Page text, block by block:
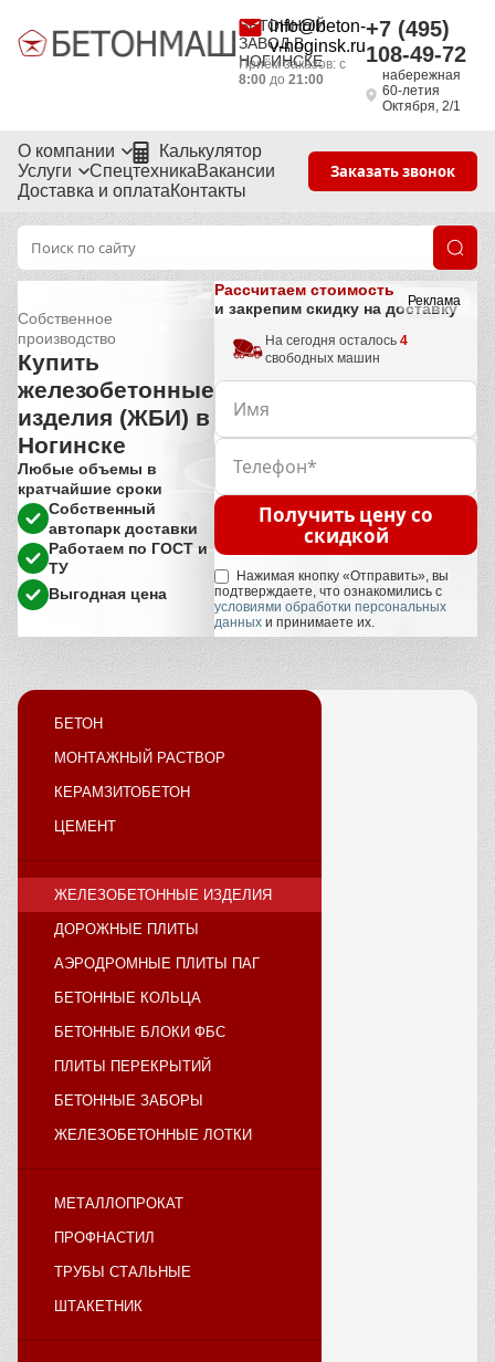
БЕТОННЫЙ
ЗАВОД В
НОГИНСКЕ
info@beton-
v-noginsk.ru
Приём заказов: с
8:00 до21:00
+7 (495)
108-49-72
набережная
60-летия
Октября, 2/1
О компании
Калькулятор
Услуги
СпецтехникаВакансии
Доставка и оплатаКонтакты
Заказать звонок
Реклама
Собственное
производство
Купить
железобетонные
изделия (ЖБИ) в
Ногинске
Любые объемы в
кратчайшие сроки
Собственный
автопарк доставки
Работаем по ГОСТ и
ТУ
Выгодная цена
Рассчитаем стоимость
и закрепим скидку на доставку
На сегодня осталось 4
свободных машин
Получить цену со
скидкой
Нажимая кнопку «Отправить», вы
подтверждаете, что ознакомились с
условиями обработки персональных
данных и принимаете их.
БЕТОН
МОНТАЖНЫЙ РАСТВОР
КЕРАМЗИТОБЕТОН
ЦЕМЕНТ
ЖЕЛЕЗОБЕТОННЫЕ ИЗДЕЛИЯ
ДОРОЖНЫЕ ПЛИТЫ
АЭРОДРОМНЫЕ ПЛИТЫ ПАГ
БЕТОННЫЕ КОЛЬЦА
БЕТОННЫЕ БЛОКИ ФБС
ПЛИТЫ ПЕРЕКРЫТИЙ
БЕТОННЫЕ ЗАБОРЫ
ЖЕЛЕЗОБЕТОННЫЕ ЛОТКИ
МЕТАЛЛОПРОКАТ
ПРОФНАСТИЛ
ТРУБЫ СТАЛЬНЫЕ
ШТАКЕТНИК